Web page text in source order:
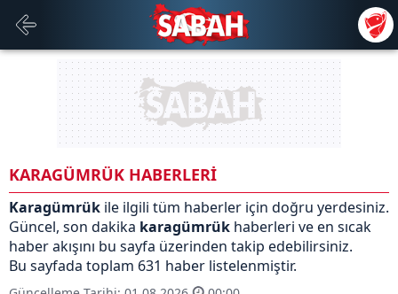
KARAGÜMRÜK HABERLERİ
Karagümrük ile ilgili tüm haberler için doğru yerdesiniz.
Güncel, son dakika karagümrük haberleri ve en sıcak
haber akışını bu sayfa üzerinden takip edebilirsiniz.
Bu sayfada toplam 631 haber listelenmiştir.